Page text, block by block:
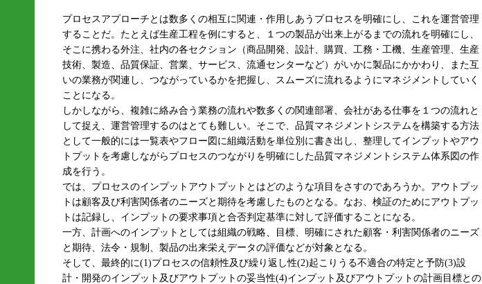
プロセスアプローチとは数多くの相互に関連・作用しあうプロセスを明確にし、これを運営管理
することだ。たとえば生産工程を例にすると、１つの製品が出来上がるまでの流れを明確にし、
そこに携わる外注、社内の各セクション（商品開発、設計、購買、工務・工機、生産管理、生産
技術、製造、品質保証、営業、サービス、流通センターなど）がいかに製品にかかわり、また互
いの業務が関連し、つながっているかを把握し、スムーズに流れるようにマネジメントしていく
ことになる。
しかしながら、複雑に絡み合う業務の流れや数多くの関連部署、会社がある仕事を１つの流れと
して捉え、運営管理するのはとても難しい。そこで、品質マネジメントシステムを構築する方法
として一般的には一覧表やフロー図に組織活動を単位別に書き出し、整理してインプットやアウ
トプットを考慮しながらプロセスのつながりを明確にした品質マネジメントシステム体系図の作
成を行う。
では、プロセスのインプットアウトプットとはどのような項目をさすのであろうか。アウトプッ
トは顧客及び利害関係者のニーズと期待を考慮したものとなる。なお、検証のためにアウトプッ
トは記録し、インプットの要求事項と合否判定基準に対して評価することになる。
一方、計画へのインプットとしては組織の戦略、目標、明確にされた顧客・利害関係者のニーズ
と期待、法令・規制、製品の出来栄えデータの評価などが対象となる。
そして、最終的に(1)プロセスの信頼性及び繰り返し性(2)起こりうる不適合の特定と予防(3)設
計・開発のインプット及びアウトプットの妥当性(4)インプット及びアウトプットの計画目標との